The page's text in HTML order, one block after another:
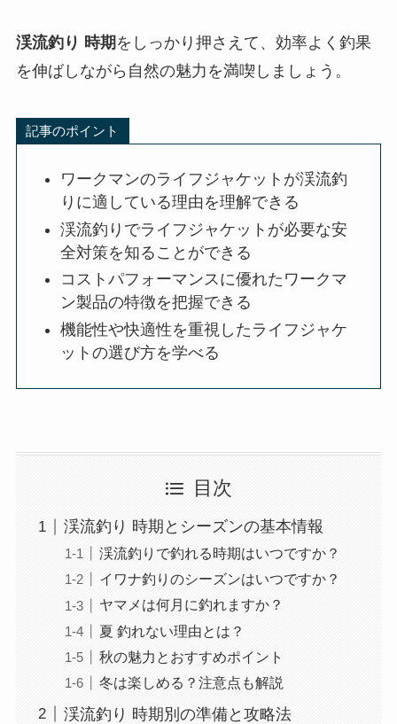
渓流釣り 時期 をしっかり押さえて、効率よく釣果
を伸ばしながら自然の魅力を満喫しましょう。
記事のポイント
ワークマンのライフジャケットが渓流釣
りに適している理由を理解できる
渓流釣りでライフジャケットが必要な安
全対策を知ることができる
コストパフォーマンスに優れたワークマ
ン製品の特徴を把握できる
機能性や快適性を重視したライフジャケ
ットの選び方を学べる
目次
渓流釣り 時期とシーズンの基本情報
渓流釣りで釣れる時期はいつですか？
イワナ釣りのシーズンはいつですか？
ヤマメは何月に釣れますか？
夏 釣れない理由とは？
秋の魅力とおすすめポイント
冬は楽しめる？注意点も解説
渓流釣り 時期別の準備と攻略法